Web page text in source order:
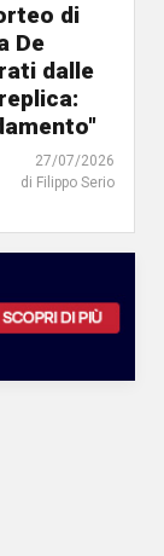
di
De
dalle
27/07/2026
di Filippo Serio